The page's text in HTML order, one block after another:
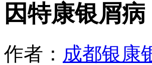
因特康银屑病
作者： 成都银康